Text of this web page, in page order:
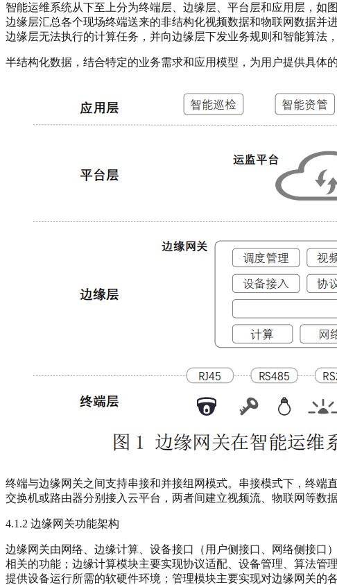
智能运维系统从下至上分为终端层、边缘层、平台层和应用层，如
边缘层汇总各个现场终端送来的非结构化视频数据和物联网数据并
边缘层无法执行的计算任务，并向边缘层下发业务规则和智能算法
半结构化数据，结合特定的业务需求和应用模型，为用户提供具体
终端与边缘网关之间支持串接和并接组网模式。串接模式下，终端
交换机或路由器分别接入云平台，两者间建立视频流、物联网等数
4.1.2 边缘网关功能架构
边缘网关由网络、边缘计算、设备接口（用户侧接口、网络侧接口
相关的功能；边缘计算模块主要实现协议适配、设备管理、算法管
提供设备运行所需的软硬件环境；管理模块主要实现对边缘网关的